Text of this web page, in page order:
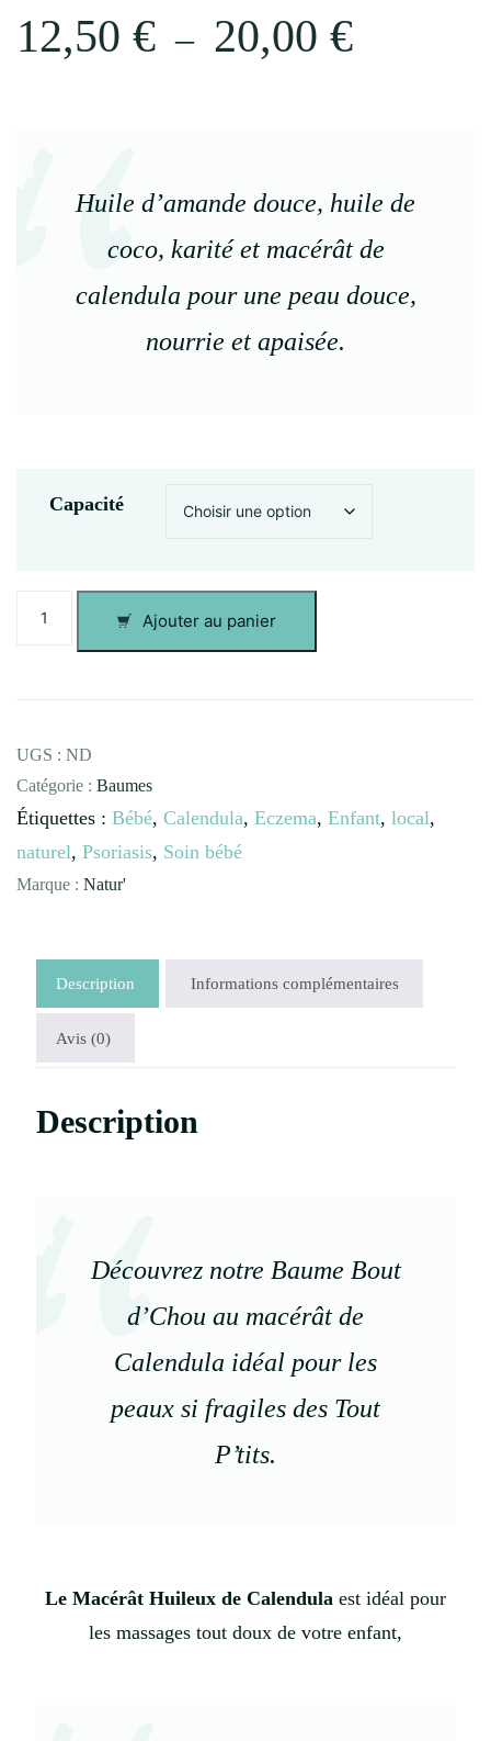
12,50 € – 20,00 €
12,50 €
à
Huile d’amande douce, huile de
coco, karité et macérât de
calendula pour une peau douce,
nourrie et apaisée.
Capacité
d'Chou
Ajouter au panier
UGS : ND
Catégorie : Baumes
Étiquettes : Bébé, Calendula, Eczema, Enfant, local,
naturel, Psoriasis, Soin bébé
Marque : Natur'
Description Informations complémentaires
Avis (0)
Description
Découvrez notre Baume Bout
d’Chou au macérât de
Calendula idéal pour les
peaux si fragiles des Tout
P’tits.
Le Macérât Huileux de Calendula est idéal pour
les massages tout doux de votre enfant,